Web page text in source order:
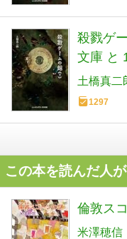
殺戮ゲ
文庫 と
土橋真二
1297
この本を読んだ人
倫敦ス
米澤穂信